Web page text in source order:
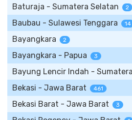
Baturaja - Sumatera Selatan 2
Baubau - Sulawesi Tenggara 14
Bayangkara 2
Bayangkara - Papua 3
Bayung Lencir Indah -
Bekasi - Jawa Barat 461
Bekasi Barat - Jawa Barat 3